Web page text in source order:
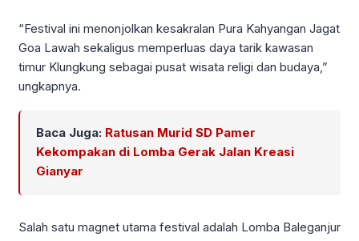
“Festival ini menonjolkan kesakralan Pura Kahyangan Jagat
Goa Lawah sekaligus memperluas daya tarik kawasan
timur Klungkung sebagai pusat wisata religi dan budaya,”
ungkapnya.
Baca Juga: Ratusan Murid SD Pamer
Kekompakan di Lomba Gerak Jalan Kreasi
Gianyar
Salah satu magnet utama festival adalah Lomba Baleganjur